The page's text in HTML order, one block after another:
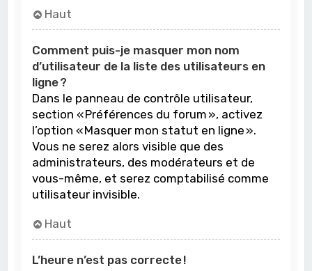
Haut
Comment puis-je masquer mon nom
d’utilisateur de la liste des utilisateurs en
ligne ?
Dans le panneau de contrôle utilisateur,
section « Préférences du forum », activez
l’option « Masquer mon statut en ligne ».
Vous ne serez alors visible que des
administrateurs, des modérateurs et de
vous-même, et serez comptabilisé comme
utilisateur invisible.
Haut
L’heure n’est pas correcte !